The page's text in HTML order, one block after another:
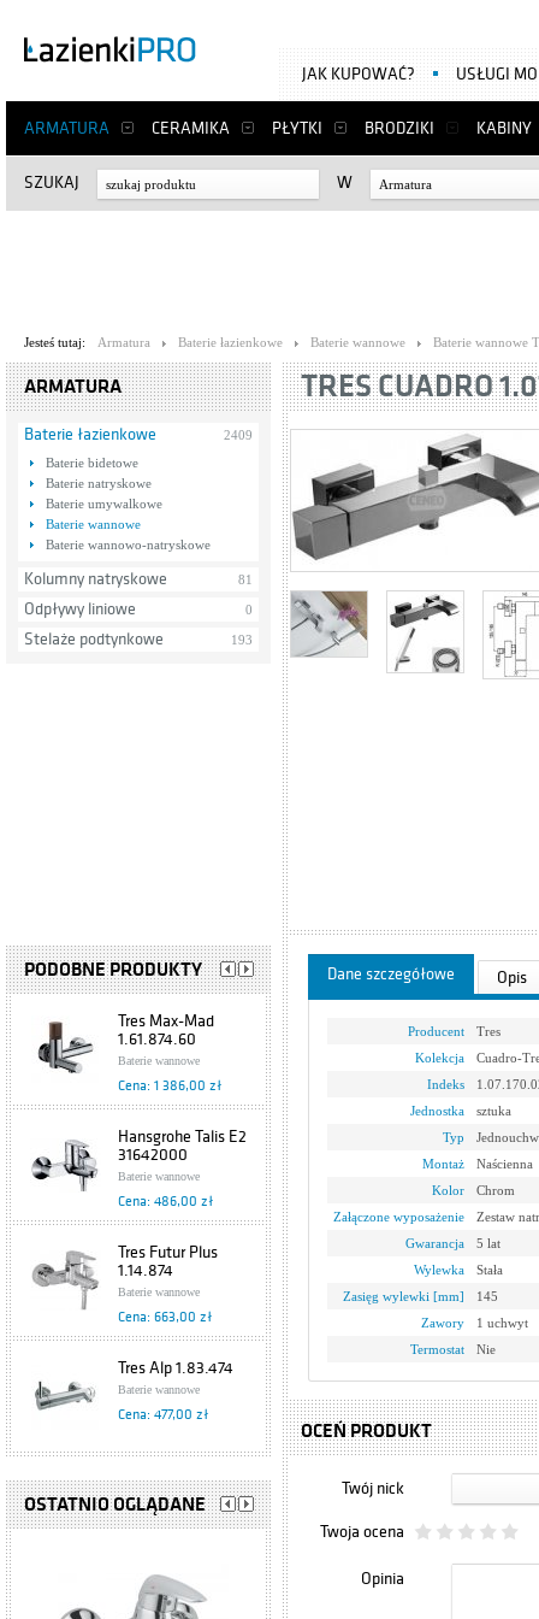
ARMATURA CERAMIKA PŁYTKI BRODZIKI KABINY
JAK KUPOWAĆ? USŁUGI
SZUKAJ W Armatura
Jesteś tutaj: Armatura Baterie łazienkowe Baterie wannowe Baterie wannowe
ARMATURA
Baterie łazienkowe
2409
Baterie bidetowe
Baterie natryskowe
Baterie umywalkowe
Baterie wannowe
Baterie wannowo-natryskowe
Kolumny natryskowe 81
Odpływy liniowe 0
Stelaże podtynkowe 193
PODOBNE PRODUKTY
Tres Max-Mad
1.61.874.60
Baterie wannowe
Cena: 1 386,00 zł
Hansgrohe Talis E2
31642000
Baterie wannowe
Cena: 486,00 zł
Tres Futur Plus
1.14.874
Baterie wannowe
Cena: 663,00 zł
Tres Alp 1.83.474
Baterie wannowe
Cena: 477,00 zł
Hansgrohe Metris S
31460000
Baterie wannowe
Hansgrohe
OSTATNIO OGLĄDANE
TRES CUADRO
Dane szczegółowe Opis
Producent
Tres
Kolekcja
Cuadro-
Indeks
Jednostka
sztuka
Typ
Montaż
Naścienna
Kolor
Chrom
Załączone wyposażenie
Zestaw
Gwarancja
5 lat
Wylewka
Stała
Zasięg wylewki [mm]
145
Zawory
1 uchwyt
Termostat
Nie
OCEŃ PRODUKT
Twój nick
Twoja ocena
Opinia